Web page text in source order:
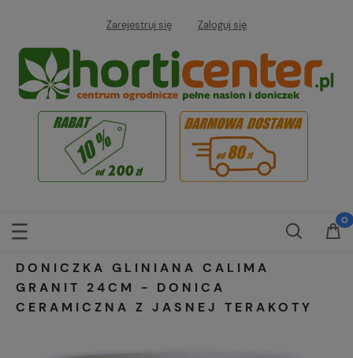
Zarejestruj się Zaloguj się
DONICZKA GLINIANA CALIMA
GRANIT 24CM - DONICA
CERAMICZNA Z JASNEJ TERAKOTY